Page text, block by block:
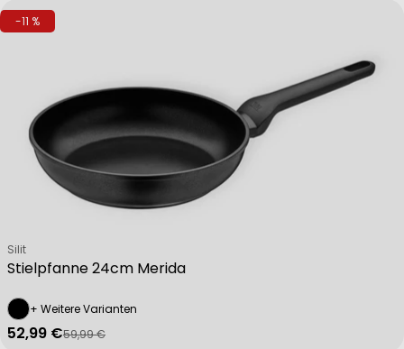
-11 %
Stielpfanne 24cm Merida
Verkäufer:
Silit
+ Weitere Varianten
Verkaufspreis
52,99 €
Regulärer Preis
59,99 €